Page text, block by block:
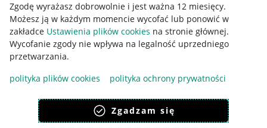
Zgodę wyrażasz dobrowolnie i jest ważna 12 miesięcy.
Możesz ją w każdym momencie wycofać lub ponowić w
zakładce Ustawienia plików cookies na stronie głównej.
Wycofanie zgody nie wpływa na legalność uprzedniego
przetwarzania.
polityka plików cookies
polityka ochrony prywatności
Zgadzam się
Pobierz aplikację